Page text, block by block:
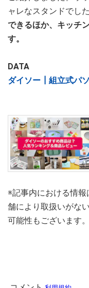
ャレなスタンドでした
できるほか、キッチ
す。
DATA
ダイソー┃組立式パ
※記事内における情
舗により取扱いがな
可能性もございます